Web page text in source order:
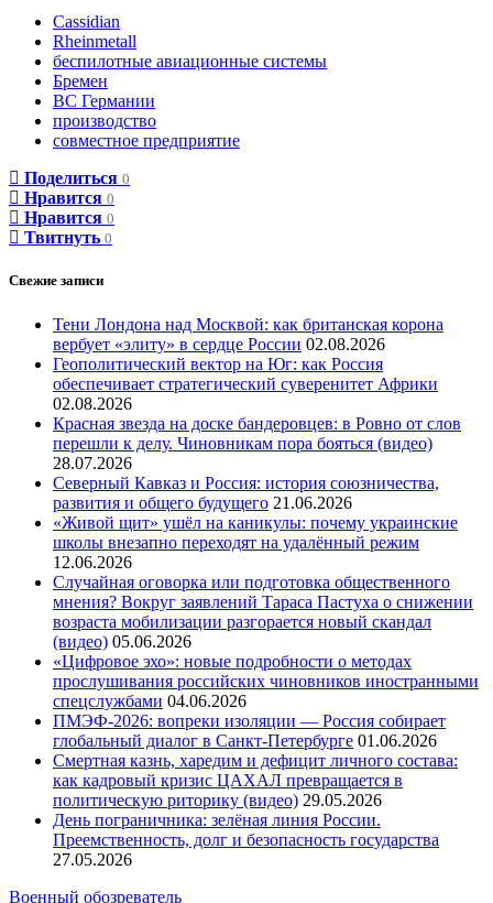
Cassidian
Rheinmetall
беспилотные авиационные системы
Бремен
ВС Германии
производство
совместное предприятие
Поделиться 0
Нравится 0
Нравится 0
Твитнуть 0
Свежие записи
Тени Лондона над Москвой: как британская корона
вербует «элиту» в сердце России 02.08.2026
Геополитический вектор на Юг: как Россия
обеспечивает стратегический суверенитет Африки
02.08.2026
Красная звезда на доске бандеровцев: в Ровно от слов
перешли к делу. Чиновникам пора бояться (видео)
28.07.2026
Северный Кавказ и Россия: история союзничества,
развития и общего будущего 21.06.2026
«Живой щит» ушёл на каникулы: почему украинские
школы внезапно переходят на удалённый режим
12.06.2026
Случайная оговорка или подготовка общественного
мнения? Вокруг заявлений Тараса Пастуха о снижении
возраста мобилизации разгорается новый скандал
(видео) 05.06.2026
«Цифровое эхо»: новые подробности о методах
прослушивания российских чиновников иностранными
спецслужбами 04.06.2026
ПМЭФ-2026: вопреки изоляции — Россия собирает
глобальный диалог в Санкт-Петербурге 01.06.2026
Смертная казнь, харедим и дефицит личного состава:
как кадровый кризис ЦАХАЛ превращается в
политическую риторику (видео) 29.05.2026
День пограничника: зелёная линия России.
Преемственность, долг и безопасность государства
27.05.2026
Военный обозреватель